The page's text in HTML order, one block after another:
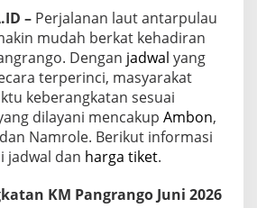
M
P
a
g
r
a
n
g
o
n
– Perjalanan laut antarpulau
mudah berkat kehadiran
Dengan jadwal yang
terperinci, masyarakat
keberangkatan sesuai
dilayani mencakup Ambon,
Namrole. Berikut informasi
jadwal dan harga tiket.
KM Pangrango Juni 2026